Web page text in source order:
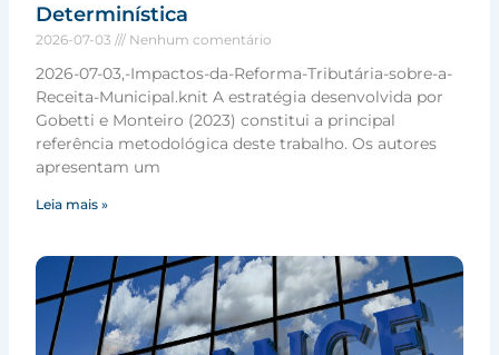
Determinística
2026-07-03 Nenhum comentário
2026-07-03,-Impactos-da-Reforma-Tributária-sobre-a-
Receita-Municipal.knit A estratégia desenvolvida por
Gobetti e Monteiro (2023) constitui a principal
referência metodológica deste trabalho. Os autores
apresentam um
Leia mais »